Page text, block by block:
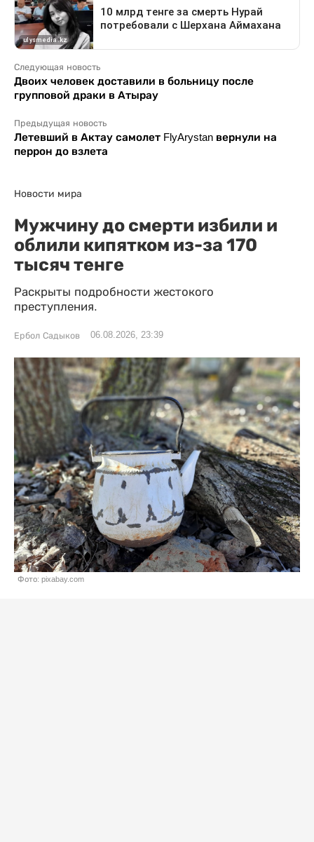
Следующая новость
Двоих человек доставили в больницу после
групповой драки в Атырау
Предыдущая новость
Летевший в Актау самолет FlyArystan вернули на
перрон до взлета
Новости мира
Мужчину до смерти избили и
облили кипятком из-за 170
тысяч тенге
Раскрыты подробности жестокого
преступления.
Ербол Садыков 06.08.2026, 23:39
Фото: pixabay.com